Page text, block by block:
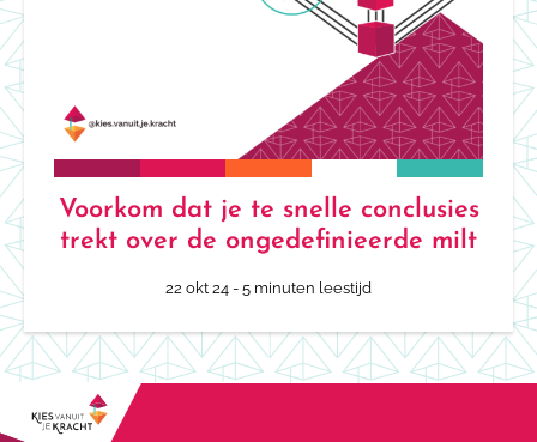
Voorkom dat je te snelle conclusies
trekt over de ongedefinieerde milt
22 okt 24 - 5 minuten leestijd